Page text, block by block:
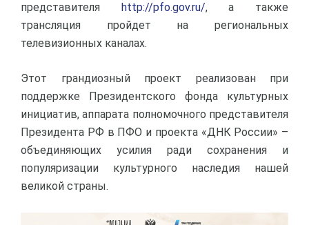
представителя http://pfo.gov.ru/, а также
трансляция пройдет на региональных
телевизионных каналах.
Этот грандиозный проект реализован при
поддержке Президентского фонда культурных
инициатив, аппарата полномочного представителя
Президента РФ в ПФО и проекта «ДНК России» –
объединяющих усилия ради сохранения и
популяризации культурного наследия нашей
великой страны.